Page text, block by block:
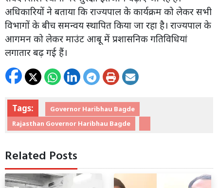
अधिकारियों ने बताया कि राज्यपाल के कार्यक्रम को लेकर सभी
विभागों के बीच समन्वय स्थापित किया जा रहा है। राज्यपाल के
आगमन को लेकर माउंट आबू में प्रशासनिक गतिविधियां
लगातार बढ़ गई हैं।
Tags:
Governor Haribhau Bagde
Rajasthan Governor Haribhau Bagde
Related Posts